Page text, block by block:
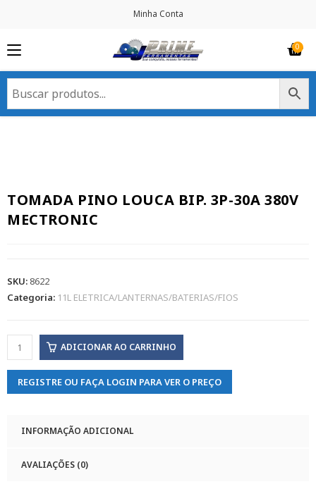
Minha Conta
TOMADA PINO LOUCA BIP. 3P-30A 380V
MECTRONIC
SKU: 8622
Categoria: 11L ELETRICA/LANTERNAS/BATERIAS/FIOS
ADICIONAR AO CARRINHO
REGISTRE OU FAÇA LOGIN PARA VER O PREÇO
INFORMAÇÃO ADICIONAL
AVALIAÇÕES (0)